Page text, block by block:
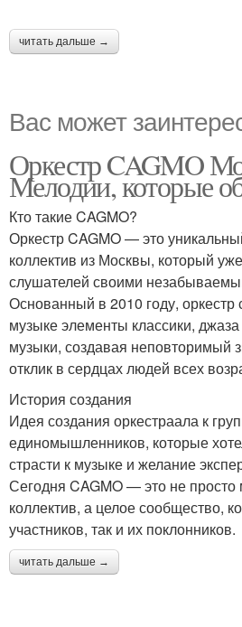
читать дальше →
Вас может
Оркестр CAGMO
Мелодии, которые
Кто такие CAGMO?
Оркестр CAGMO — это
коллектив из Москвы, который
слушателей своими
Основанный в 2010 году, оркестр
музыке элементы классики,
музыки, создавая неповторимый
отклик в сердцах людей всех
История создания
Идея создания оркестраала к
единомышленников, которые
страсти к музыке и желание
Сегодня CAGMO — это не
коллектив, а целое сообщество,
участников, так и их поклонников.
читать дальше →